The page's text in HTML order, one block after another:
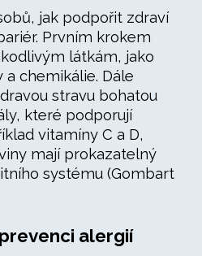
jak podpořit zdraví
Prvním krokem
látkám, jako
a chemikálie. Dále
stravu bohatou
které podporují
vitamíny C a D,
mají prokazatelný
systému (Gombart
alergií